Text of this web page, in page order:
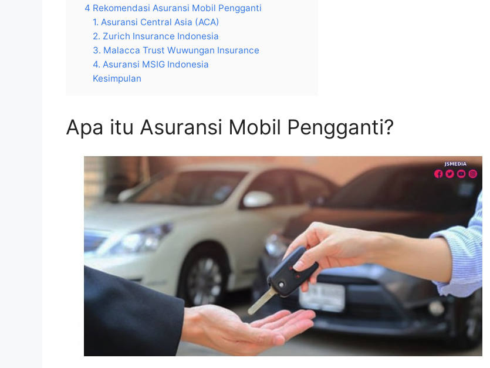
4 Rekomendasi Asuransi Mobil Pengganti
1. Asuransi Central Asia (ACA)
2. Zurich Insurance Indonesia
3. Malacca Trust Wuwungan Insurance
4. Asuransi MSIG Indonesia
Kesimpulan
Apa itu Asuransi Mobil Pengganti?